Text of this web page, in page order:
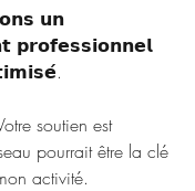
𝘂𝗻
𝗽𝗿𝗼𝗳𝗲𝘀𝘀𝗶𝗼𝗻𝗻𝗲𝗹
soutien est
pourrait être la clé
activité.